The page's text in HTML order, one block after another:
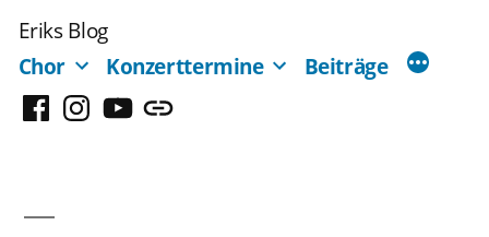
Inhalt
springen
Eriks Blog
Chor
Konzerttermine Beiträge
FacebookInstagram
YouTubeMastodon